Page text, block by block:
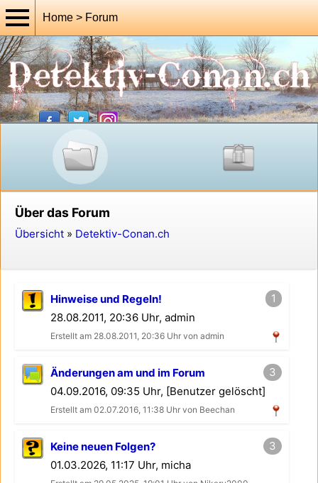
Home > Forum
Über das Forum
Übersicht » Detektiv-Conan.ch
Hinweise und Regeln!
28.08.2011, 20:36 Uhr, admin
Erstellt am 28.08.2011, 20:36 Uhr von admin
1
Änderungen am und im Forum
04.09.2016, 09:35 Uhr, [Benutzer gelöscht]
Erstellt am 02.07.2016, 11:38 Uhr von Beechan
3
Keine neuen Folgen?
01.03.2026, 11:17 Uhr, micha
3